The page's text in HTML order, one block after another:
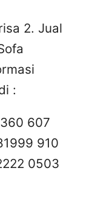
2. Jual
:
607
910
0503